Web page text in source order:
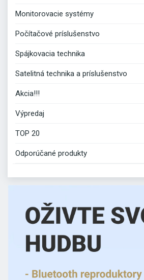
Monitorovacie systémy
Počítačové príslušenstvo
Spájkovacia technika
Satelitná technika a príslušenstvo
Akcia!!!
Výpredaj
TOP 20
Odporúčané produkty